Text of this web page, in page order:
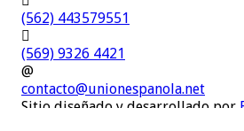
(562) 443579551

(569) 9326 4421
@
contacto@unionespanola.net
Sitio diseñado y desarrollado por